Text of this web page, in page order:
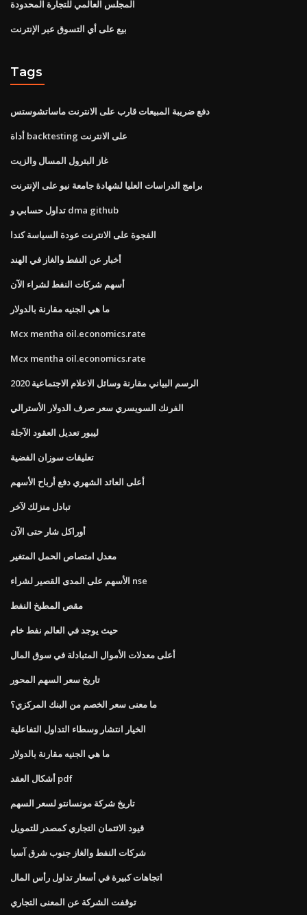
المجلس العالمي للتجارة المحدودة
بيع على أي التسوق عبر الإنترنت
Tags
دفع ضريبة المبيعات قارب على الانترنت ماساتشوستس
أداة backtesting على الانترنت
غاز البترول المسال والزيت
برامج الدراسات العليا لشهادة جامعة نيو على الإنترنت
تداول حسابي و dma github
الفجوة على الانترنت عودة السياسة كندا
أخبار عن النفط والغاز في الهند
أسهم شركات النفط لشراء الآن
ما هي الجنيه مقارنة بالدولار
Mcx mentha oil.economics.rate
Mcx mentha oil.economics.rate
الرسم البياني مقارنة وسائل الاعلام الاجتماعية 2020
الفرنك السويسري سعر صرف الدولار الأسترالي
ليبور تعديل العقود الآجلة
تعليقات سوزان الفضية
أعلى العائد الشهري دفع أرباح الأسهم
تبادل منزلك لآخر
أوراكل شار حتى الآن
معدل امتصاص الحمل المتغير
الأسهم على المدى القصير لشراء nse
مقص المطبخ النفط
حيث يوجد في العالم نفط خام
أعلى معدلات الأموال المتبادلة في سوق المال
تاريخ سعر السهم المحور
ما معنى سعر الخصم من البنك المركزي؟
الخيار انتشار وسطاء التداول التفاعلية
ما هي الجنيه مقارنة بالدولار
أشكال العقد pdf
تاريخ شركة مونسانتو لسعر السهم
قيود الائتمان التجاري كمصدر للتمويل
شركات النفط والغاز جنوب شرق آسيا
اتجاهات كبيرة في أسعار تداول رأس المال
توقفت الشركة عن المعنى التجاري